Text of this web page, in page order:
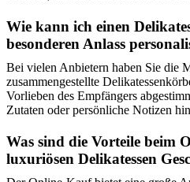
Wie kann ich einen
besonderen Anlass
Bei vielen Anbietern haben Sie die
zusammengestellte
Vorlieben des Empfängers
Zutaten oder persönliche Notizen
Was sind die Vorteile beim
luxuriösen Delikatessen